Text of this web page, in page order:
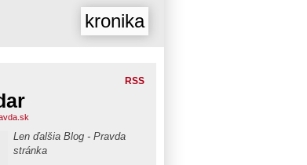
kronika
RSS
Len ďalšia Blog - Pravda
stránka